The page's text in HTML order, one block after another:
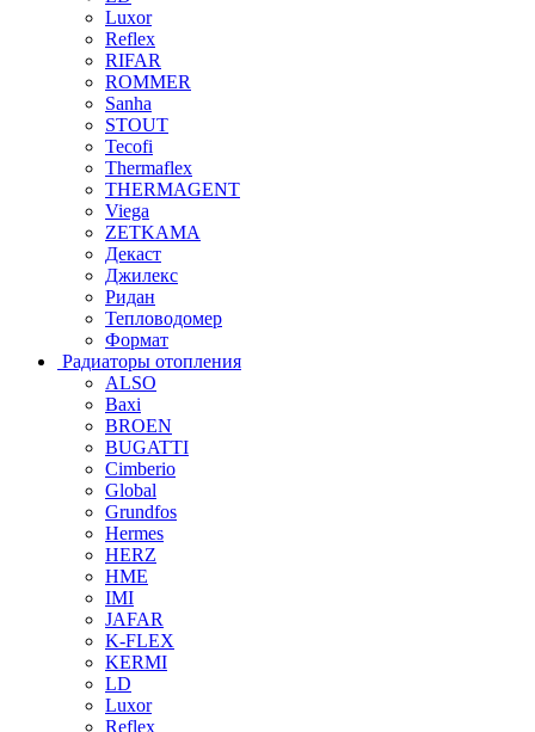
Luxor
Reflex
RIFAR
ROMMER
Sanha
STOUT
Tecofi
Thermaflex
THERMAGENT
Viega
ZETKAMA
Декаст
Джилекс
Ридан
Тепловодомер
Формат
Радиаторы отопления
ALSO
Baxi
BROEN
BUGATTI
Cimberio
Global
Grundfos
Hermes
HERZ
HME
IMI
JAFAR
K-FLEX
KERMI
LD
Luxor
Reflex